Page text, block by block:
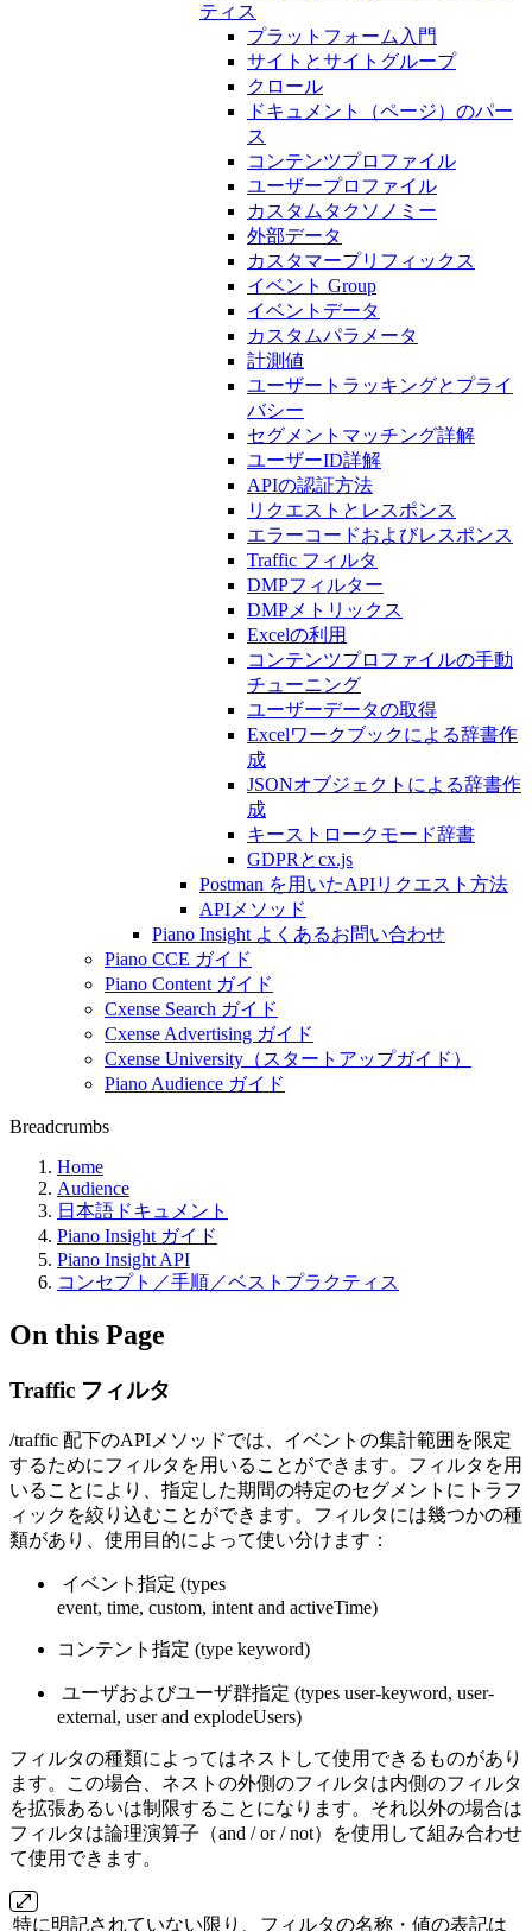
ティス
プラットフォーム入門
サイトとサイトグループ
クロール
ドキュメント（ページ）のパー
ス
コンテンツプロファイル
ユーザープロファイル
カスタムタクソノミー
外部データ
カスタマープリフィックス
イベント Group
イベントデータ
カスタムパラメータ
計測値
ユーザートラッキングとプライ
バシー
セグメントマッチング詳解
ユーザーID詳解
APIの認証方法
リクエストとレスポンス
エラーコードおよびレスポンス
Traffic フィルタ
DMPフィルター
DMPメトリックス
Excelの利用
コンテンツプロファイルの手動
チューニング
ユーザーデータの取得
Excelワークブックによる辞書作
成
JSONオブジェクトによる辞書作
成
キーストロークモード辞書
GDPRとcx.js
Postman を用いたAPIリクエスト方法
APIメソッド
Piano Insight よくあるお問い合わせ
Piano CCE ガイド
Piano Content ガイド
Cxense Search ガイド
Cxense Advertising ガイド
Cxense University（スタートアップガイド）
Piano Audience ガイド
Breadcrumbs
Home
Audience
日本語ドキュメント
Piano Insight ガイド
Piano Insight API
コンセプト／手順／ベストプラクティス
On this Page
Traffic フィルタ
/traffic 配下のAPIメソッドでは、イベントの集計範囲を限定
するためにフィルタを用いることができます。フィルタを用
いることにより、指定した期間の特定のセグメントにトラフ
ィックを絞り込むことができます。フィルタには幾つかの種
類があり、使用目的によって使い分けます：
イベント指定 (types
event, time, custom, intent and activeTime)
コンテント指定 (type keyword)
ユーザおよびユーザ群指定 (types user-keyword, user-
external, user and explodeUsers)
フィルタの種類によってはネストして使用できるものがあり
ます。この場合、ネストの外側のフィルタは内側のフィルタ
を拡張あるいは制限することになります。それ以外の場合は
フィルタは論理演算子（and / or / not）を使用して組み合わせ
て使用できます。
特に明記されていない限り、フィルタの名称・値の表記は